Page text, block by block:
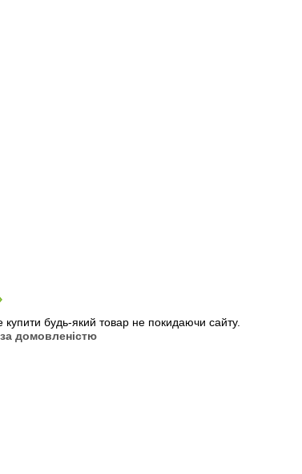
купити будь-який товар не покидаючи сайту.
за домовленістю